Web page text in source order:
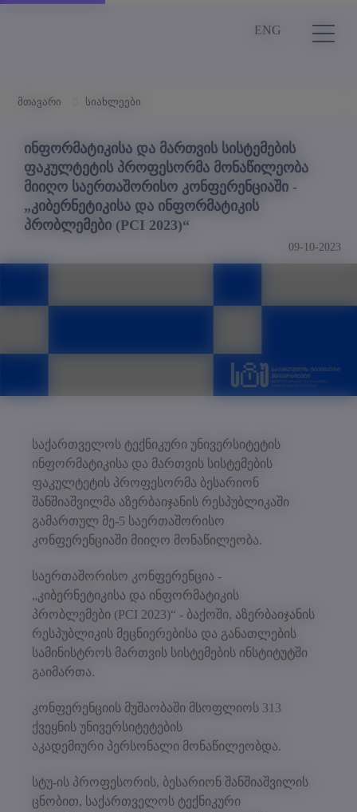
ENG
მთავარი სიახლეები
ინფორმატიკისა და მართვის სისტემების
ფაკულტეტის პროფესორმა მონაწილეობა
მიიღო საერთაშორისო კონფერენციაში -
„კიბერნეტიკისა და ინფორმატიკის
პრობლემები (PCI 2023)“
09-10-2023
საქართველოს ტექნიკური უნივერსიტეტის
ინფორ­­მატიკისა და მართვის სისტემების
ფაკულტეტის პროფე­სორმა ბესარიონ
შანშიაშვილმა აზერბაიჯანის რესპუბლიკაში
გამართულ მე-5 საერთაშორისო
კონფერენციაში მიიღო მონაწილეობა.
საერთაშორისო კონფერენცია -
„კიბერნეტიკისა და ინფორმატიკის
პრობლემები (PCI 2023)“ - ბაქოში, აზერ­ბა­­იჯანის
რესპუბლი­კის მეცნიერებისა და განათლების
სამინისტროს მართვის სისტემების ინსტიტუტში
გაიმართა.
კონფერენციის მუშაობაში მსოფლიოს 313
ქვეყნის უნივერსიტეტების
აკადემიური პერსონალი მონაწილეობდა.
სტუ-ის პროფესორის, ბესარიონ შანშიაშვილის
ცნობით, საქართველოს ტექნიკური